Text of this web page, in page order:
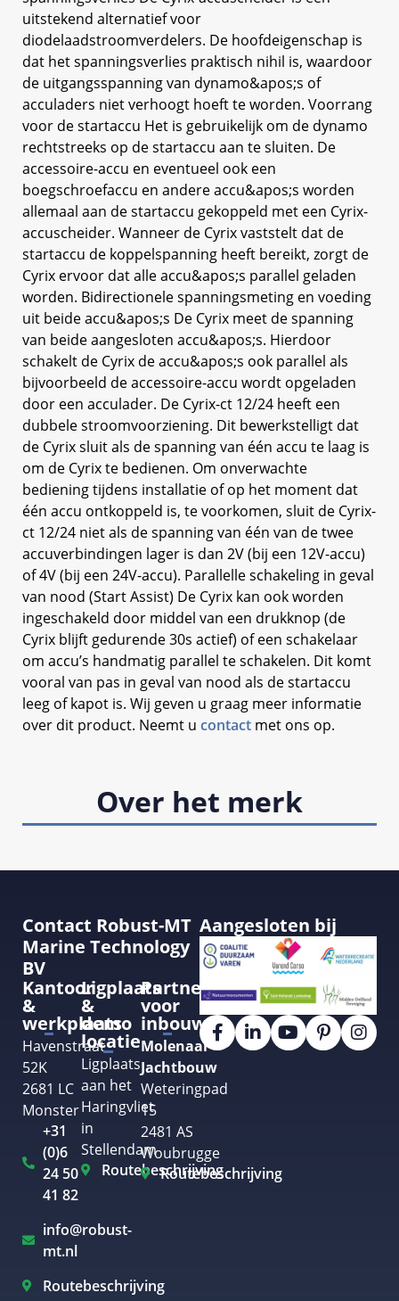
Over het merk
uitstekend alternatief voor
diodelaadstroomverdelers. De hoofdeigenschap is
dat het spanningsverlies praktisch nihil is, waardoor
de uitgangsspanning van dynamo&apos;s of
acculaders niet verhoogt hoeft te worden. Voorrang
voor de startaccu Het is gebruikelijk om de dynamo
rechtstreeks op de startaccu aan te sluiten. De
accessoire-accu en eventueel ook een
boegschroefaccu en andere accu&apos;s worden
allemaal aan de startaccu gekoppeld met een Cyrix-
accuscheider. Wanneer de Cyrix vaststelt dat de
startaccu de koppelspanning heeft bereikt, zorgt de
Cyrix ervoor dat alle accu&apos;s parallel geladen
worden. Bidirectionele spanningsmeting en voeding
uit beide accu&apos;s De Cyrix meet de spanning
van beide aangesloten accu&apos;s. Hierdoor
schakelt de Cyrix de accu&apos;s ook parallel als
bijvoorbeeld de accessoire-accu wordt opgeladen
door een acculader. De Cyrix-ct 12/24 heeft een
dubbele stroomvoorziening. Dit bewerkstelligt dat
de Cyrix sluit als de spanning van één accu te laag is
om de Cyrix te bedienen. Om onverwachte
bediening tijdens installatie of op het moment dat
één accu ontkoppeld is, te voorkomen, sluit de Cyrix-
ct 12/24 niet als de spanning van één van de twee
accuverbindingen lager is dan 2V (bij een 12V-accu)
of 4V (bij een 24V-accu). Parallelle schakeling in geval
van nood (Start Assist) De Cyrix kan ook worden
ingeschakeld door middel van een drukknop (de
Cyrix blijft gedurende 30s actief) of een schakelaar
om accu’s handmatig parallel te schakelen. Dit komt
vooral van pas in geval van nood als de startaccu
leeg of kapot is. Wij geven u graag meer informatie
over dit product. Neemt u contact met ons op.
Contact Robust-MT
Marine Technology
BV
Kantoor
&
werkplaats
Havenstraat
52K
2681 LC
Monster
+31
(0)6
24 50
41 82
info@robust-
mt.nl
Routebeschrijving
Ligplaats
&
demo
locatie
Ligplaats
aan het
Haringvliet
in
Stellendam
Routebeschrijving
Partner
voor
inbouw
Molenaar
Jachtbouw
Weteringpad
15
2481 AS
Woubrugge
Routebeschrijving
Aangesloten bij